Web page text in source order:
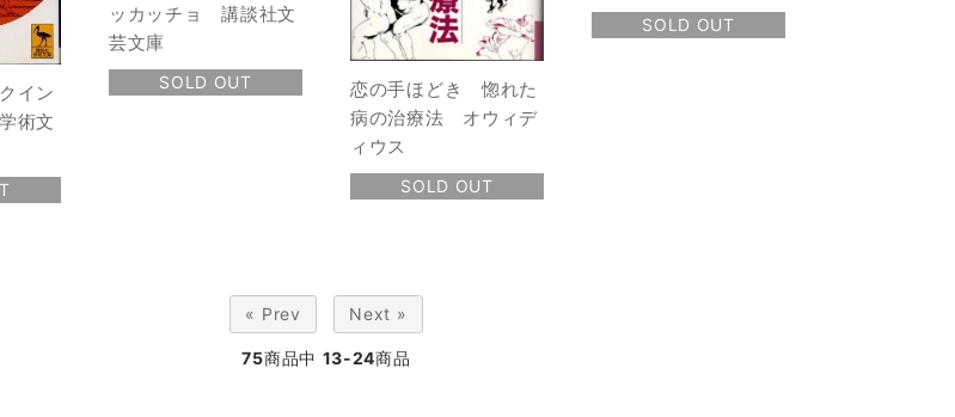
イン
術文
ッカッチョ 講談社文
芸文庫
SOLD OUT
恋の手ほどき 惚れた
病の治療法 オウィデ
ィウス
SOLD OUT
SOLD OUT
« Prev Next »
75商品中 13-24商品